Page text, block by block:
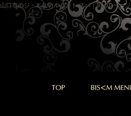
山口市のジ・エステルセント スパ｜BLOGページ